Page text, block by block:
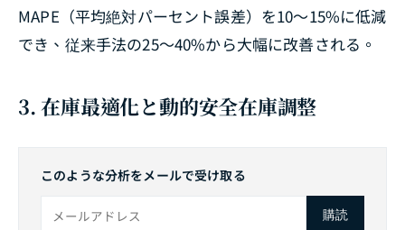
MAPE（平均絶対パーセント誤差）を10〜15%に低減
でき、従来手法の25〜40%から大幅に改善される。
3. 在庫最適化と動的安全在庫調整
このような分析をメールで受け取る
購読